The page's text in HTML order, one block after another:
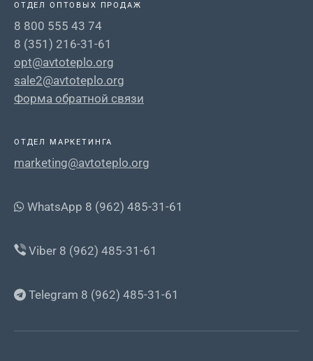
ОТДЕЛ ОПТОВЫХ ПРОДАЖ
8 800 555 43 74
8 (351) 216-31-61
opt@avtoteplo.org
sale2@avtoteplo.org
Форма обратной связи
ОТДЕЛ МАРКЕТИНГА
marketing@avtoteplo.org
WhatsApp 8 (962) 485-31-61
Viber 8 (962) 485-31-61
Telegram 8 (962) 485-31-61